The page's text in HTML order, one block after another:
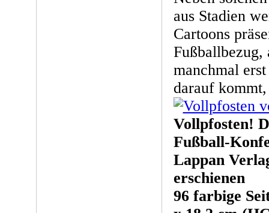
aus Stadien
Cartoons
Fußballbezug,
manchmal
darauf
Vollpfosten!
Fußball-
Lappan
erschienen
96 farbige